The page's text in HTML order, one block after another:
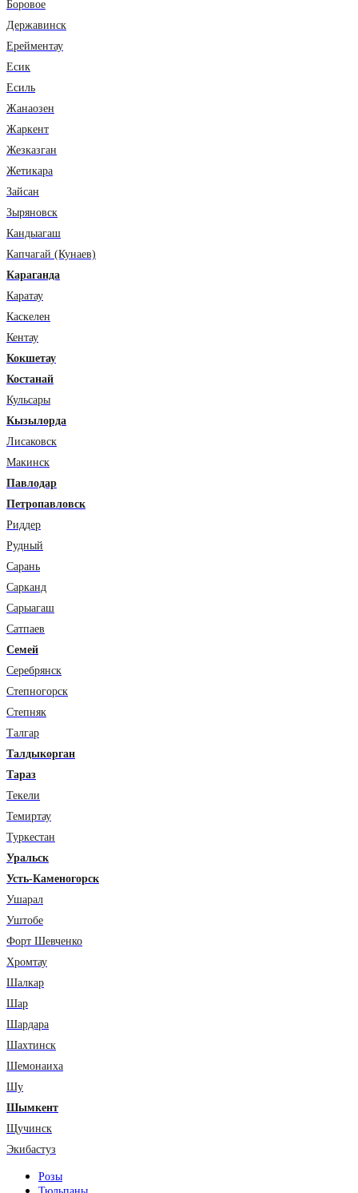
Боровое
Державинск
Ерейментау
Есик
Есиль
Жанаозен
Жаркент
Жезказган
Жетикара
Зайсан
Зыряновск
Кандыагаш
Капчагай (Кунаев)
Караганда
Каратау
Каскелен
Кентау
Кокшетау
Костанай
Кульсары
Кызылорда
Лисаковск
Макинск
Павлодар
Петропавловск
Риддер
Рудный
Сарань
Сарканд
Сарыагаш
Сатпаев
Семей
Серебрянск
Степногорск
Степняк
Талгар
Талдыкорган
Тараз
Текели
Темиртау
Туркестан
Уральск
Усть-Каменогорск
Ушарал
Уштобе
Форт Шевченко
Хромтау
Шалкар
Шар
Шардара
Шахтинск
Шемонаиха
Шу
Шымкент
Щучинск
Экибастуз
Розы